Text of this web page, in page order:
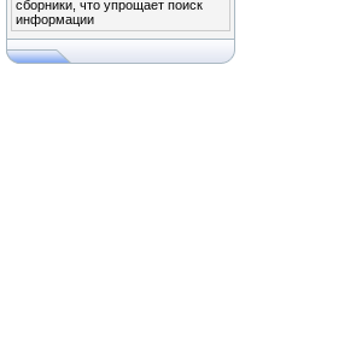
сборники, что упрощает поиск
информации